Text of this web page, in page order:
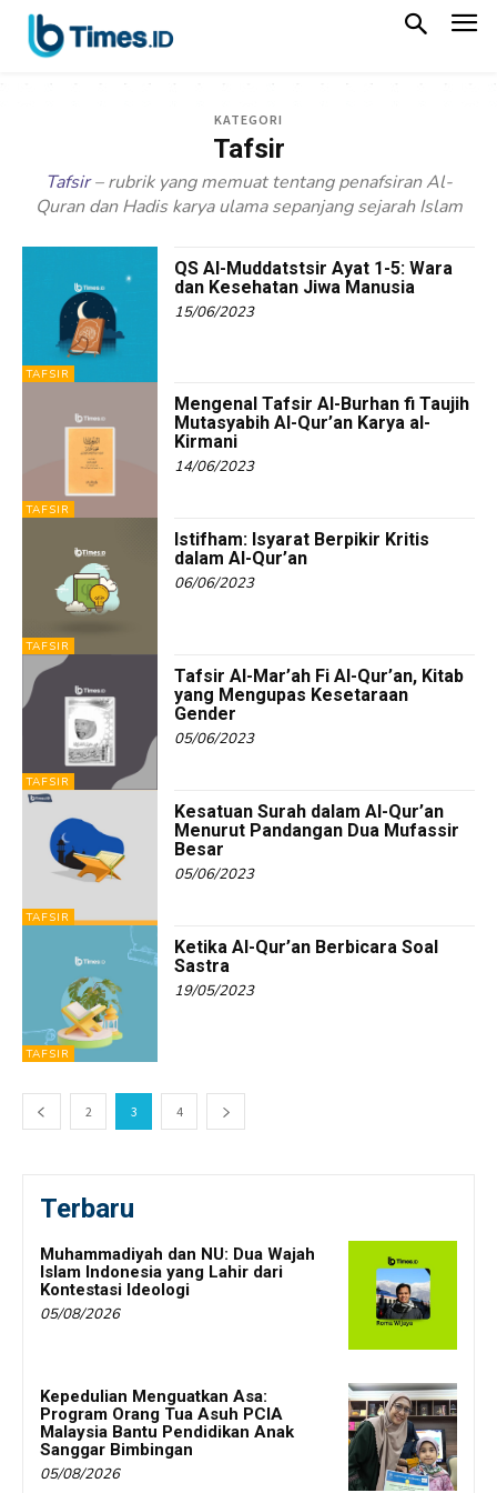
KATEGORI
Tafsir
Tafsir– rubrik yang memuat tentang penafsiran Al-
Quran dan Hadis karya ulama sepanjang sejarah Islam
TAFSIR
QS Al-Muddatstsir Ayat 1-5: Wara
dan Kesehatan Jiwa Manusia
15/06/2023
TAFSIR
Mengenal Tafsir Al-Burhan fi Taujih
Mutasyabih Al-Qur’an Karya al-
Kirmani
14/06/2023
TAFSIR
Istifham: Isyarat Berpikir Kritis
dalam Al-Qur’an
06/06/2023
TAFSIR
Tafsir Al-Mar’ah Fi Al-Qur’an, Kitab
yang Mengupas Kesetaraan
Gender
05/06/2023
TAFSIR
Kesatuan Surah dalam Al-Qur’an
Menurut Pandangan Dua Mufassir
Besar
05/06/2023
TAFSIR
Ketika Al-Qur’an Berbicara Soal
Sastra
19/05/2023
2 3 4
Terbaru
Muhammadiyah dan NU: Dua Wajah
Islam Indonesia yang Lahir dari
Kontestasi Ideologi
05/08/2026
Kepedulian Menguatkan Asa:
Program Orang Tua Asuh PCIA
Malaysia Bantu Pendidikan Anak
Sanggar Bimbingan
05/08/2026